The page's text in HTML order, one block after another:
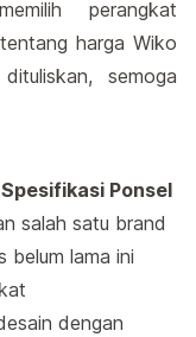
perangkat
harga Wiko
semoga
Ponsel
salah satu brand
belum lama ini
dengan